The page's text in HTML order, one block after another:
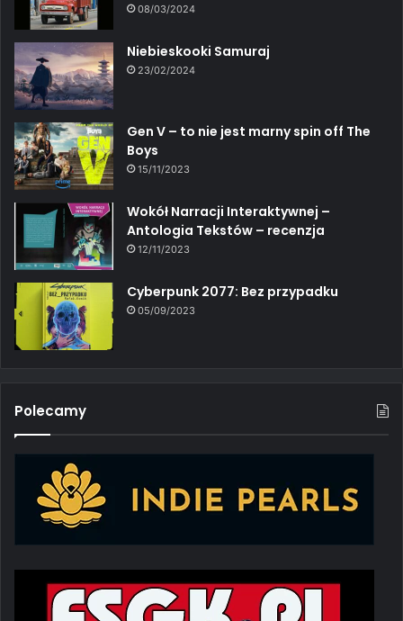
08/03/2024
Niebieskooki Samuraj
23/02/2024
Gen V – to nie jest marny spin off The
Boys
15/11/2023
Wokół Narracji Interaktywnej –
Antologia Tekstów – recenzja
12/11/2023
Cyberpunk 2077: Bez przypadku
05/09/2023
Polecamy